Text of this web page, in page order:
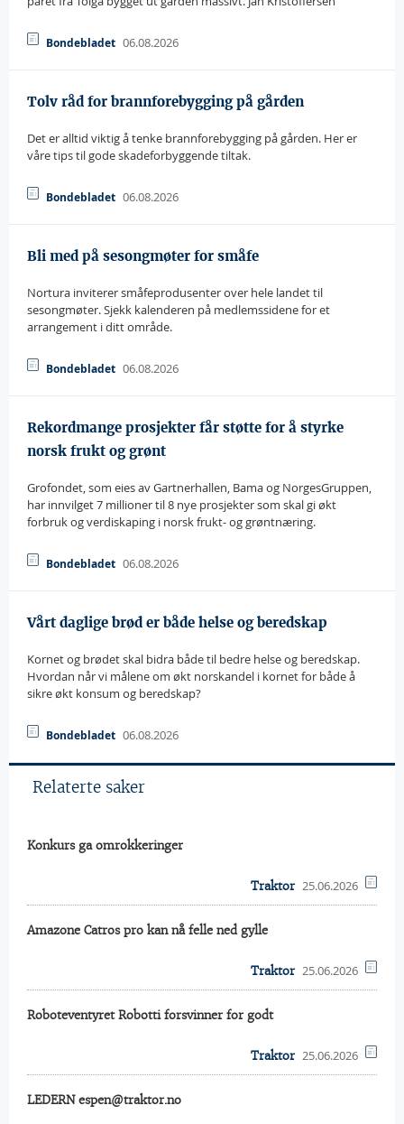
Bondebladet 06.08.2026
Tolv råd for brannforebygging på gården
Det er alltid viktig å tenke brannforebygging på gården. Her er
våre tips til gode skadeforbyggende tiltak.
Bondebladet 06.08.2026
Bli med på sesongmøter for småfe
Nortura inviterer småfeprodusenter over hele landet til
sesongmøter. Sjekk kalenderen på medlemssidene for et
arrangement i ditt område.
Bondebladet 06.08.2026
Rekordmange prosjekter får støtte for å styrke
norsk frukt og grønt
Grofondet, som eies av Gartnerhallen, Bama og NorgesGruppen,
har innvilget 7 millioner til 8 nye prosjekter som skal gi økt
forbruk og verdiskaping i norsk frukt- og grøntnæring.
Bondebladet 06.08.2026
Vårt daglige brød er både helse og beredskap
Kornet og brødet skal bidra både til bedre helse og beredskap. 
Hvordan når vi målene om økt norskandel i kornet for både å
sikre økt konsum og beredskap?
Bondebladet 06.08.2026
Relaterte saker
Konkurs ga omrokkeringer
Traktor 25.06.2026
Amazone Catros pro kan nå felle ned gylle
Traktor 25.06.2026
Roboteventyret Robotti forsvinner for godt
Traktor 25.06.2026
LEDERN espen@traktor.no